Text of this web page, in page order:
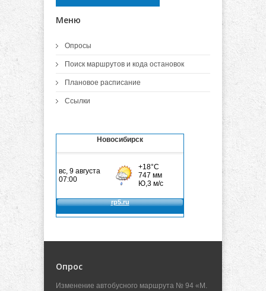
Меню
Опросы
Поиск маршрутов и кода остановок
Плановое расписание
Ссылки
Новосибирск
Опрос
Изменение автобусного маршрута № 94 «М.